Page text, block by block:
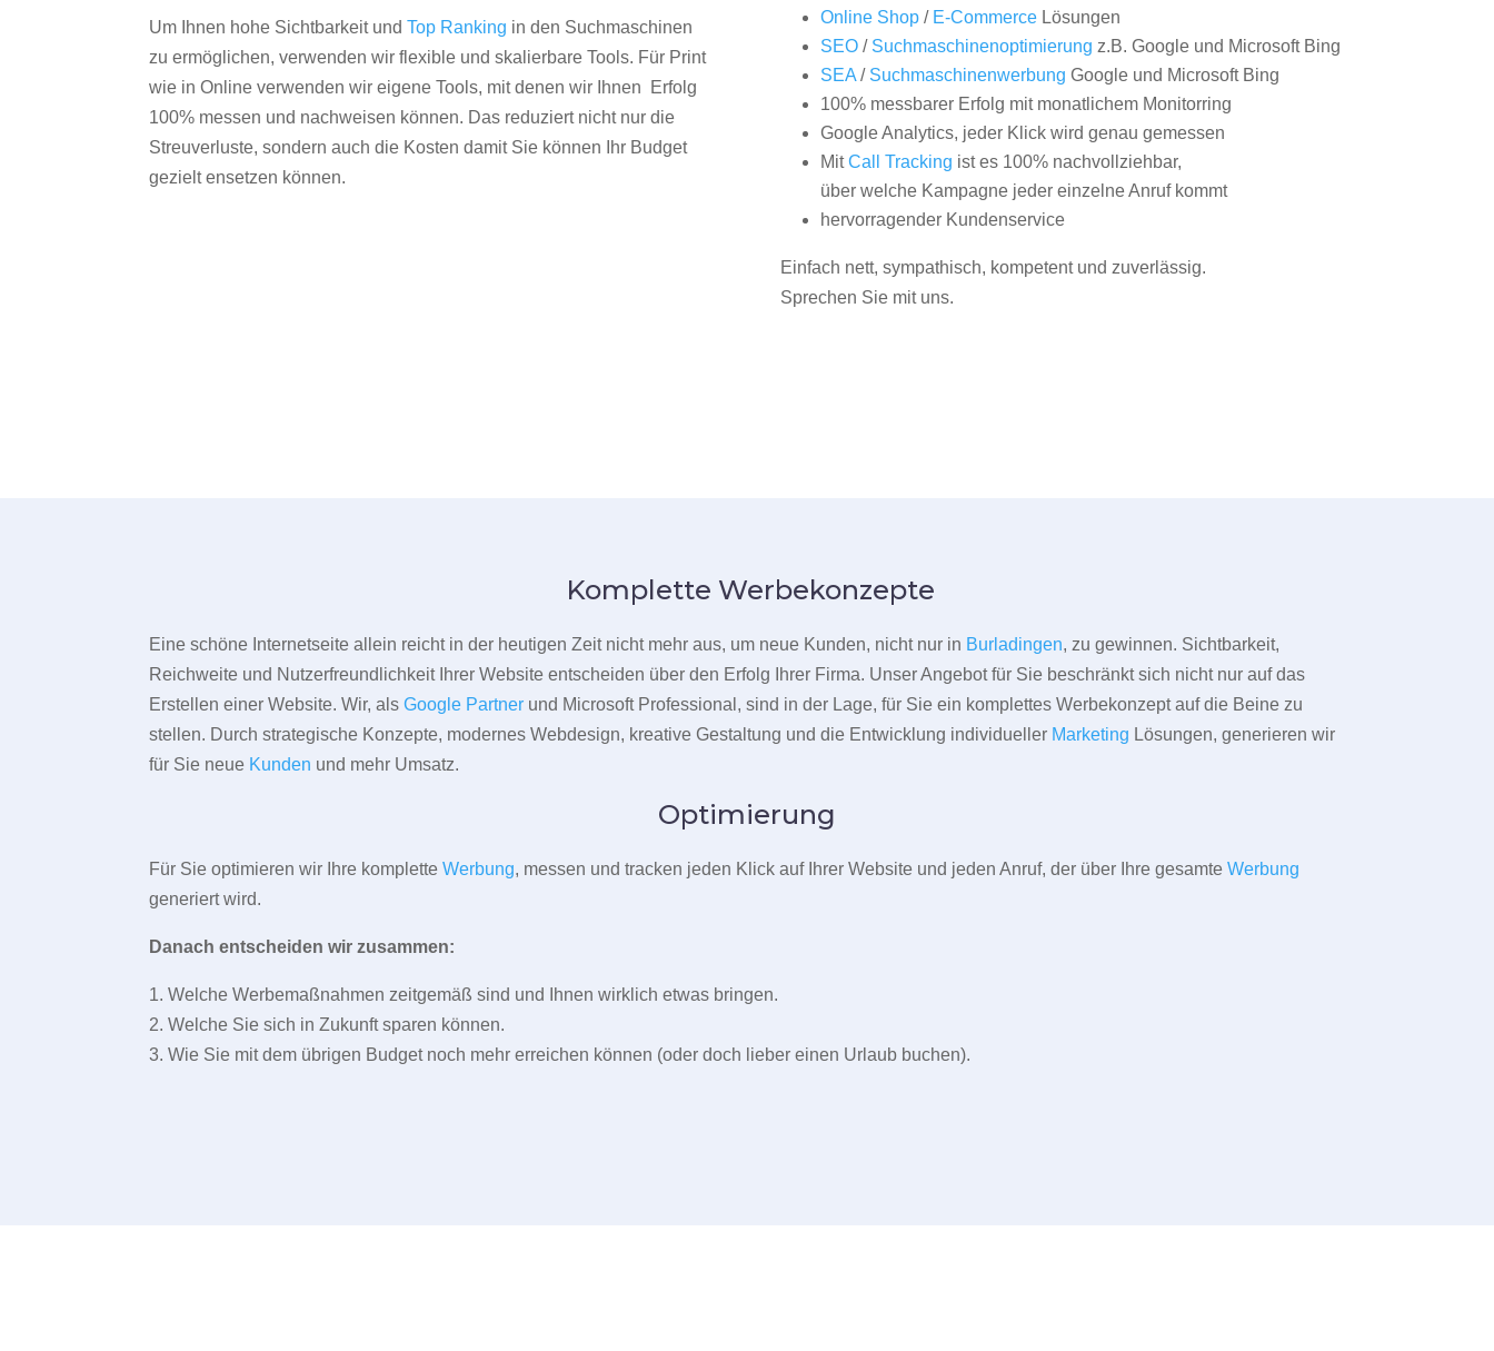
Um Ihnen hohe Sichtbarkeit undTop Ranking in den Suchmaschinen
zu ermöglichen, verwenden wir flexible und skalierbare Tools. Für Print
wie in Online verwenden wir eigene Tools, mit denen wir Ihnen Erfolg
100% messen und nachweisen können. Das reduziert nicht nur die
Streuverluste, sondern auch die Kosten damit Sie können Ihr Budget
gezielt ensetzen können.
Online Shop/ E-CommerceLösungen
SEO/ Suchmaschinenoptimierung z.B. Google und Microsoft Bing
SEA/ Suchmaschinenwerbung Google und Microsoft Bing
100% messbarer Erfolg mit monatlichem Monitorring
Google Analytics, jeder Klick wird genau gemessen
MitCall Tracking ist es 100% nachvollziehbar,
über welche Kampagne jeder einzelne Anruf kommt
hervorragender Kundenservice
Einfach nett, sympathisch, kompetent und zuverlässig.
Sprechen Sie mit uns.
Komplette Werbekonzepte
Eine schöne Internetseite allein reicht in der heutigen Zeit nicht mehr aus, um neue Kunden, nicht nur in Burladingen, zu gewinnen. Sichtbarkeit,
Reichweite und Nutzerfreundlichkeit Ihrer Website entscheiden über den Erfolg Ihrer Firma. Unser Angebot für Sie beschränkt sich nicht nur auf das
Erstellen einer Website. Wir, alsGoogle Partner und Microsoft Professional, sind in der Lage, für Sie ein komplettes Werbekonzept auf die Beine zu
stellen. Durch strategische Konzepte, modernes Webdesign, kreative Gestaltung und die Entwicklung individueller Marketing Lösungen, generieren wir
für Sie neue Kunden und mehr Umsatz.
Optimierung
Für Sie optimieren wir Ihre kompletteWerbung, messen und tracken jeden Klick auf Ihrer Website und jeden Anruf, der über Ihre gesamteWerbung
generiert wird.
Danach entscheiden wir zusammen:
1. Welche Werbemaßnahmen zeitgemäß sind und Ihnen wirklich etwas bringen.
2. Welche Sie sich in Zukunft sparen können.
3. Wie Sie mit dem übrigen Budget noch mehr erreichen können (oder doch lieber einen Urlaub buchen).